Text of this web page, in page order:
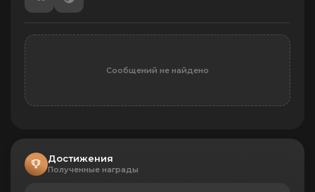
Сообщений не найдено
Достижения
Полученные награды